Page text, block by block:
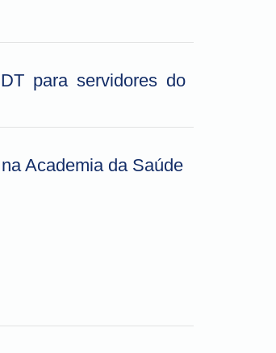
para servidores do
Academia da Saúde